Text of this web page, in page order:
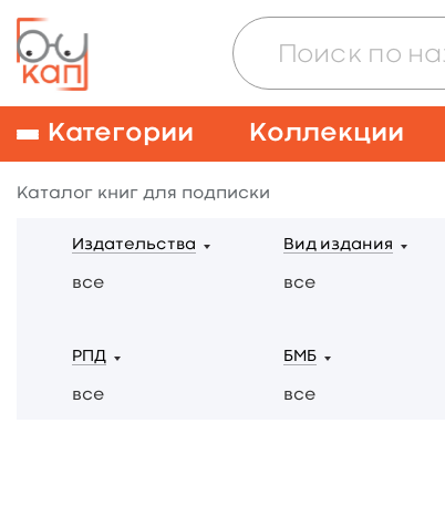
Категории Коллекции
Каталог книг для подписки
Издательства
все
Вид издания
все
РПД
все
БМБ
все